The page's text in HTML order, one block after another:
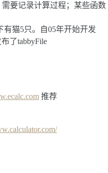
要记录计算过程；某些函数
有猫5只。自05年开始开发
了tabbyFile
推荐